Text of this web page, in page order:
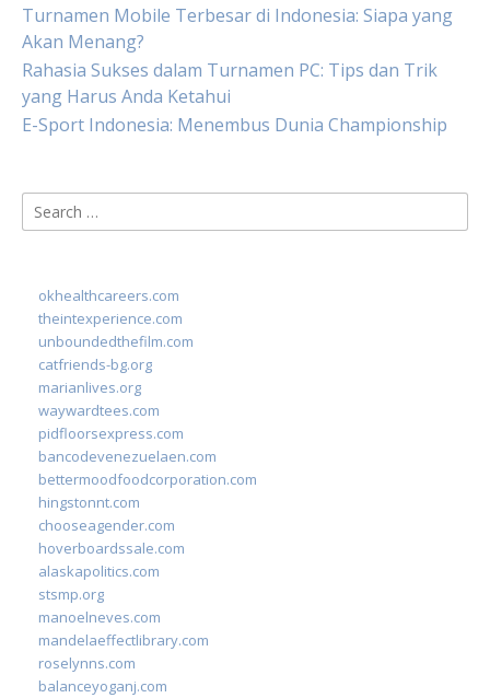
Turnamen Mobile Terbesar di Indonesia: Siapa yang
Akan Menang?
Rahasia Sukses dalam Turnamen PC: Tips dan Trik
yang Harus Anda Ketahui
E-Sport Indonesia: Menembus Dunia Championship
Search
for:
okhealthcareers.com
theintexperience.com
unboundedthefilm.com
catfriends-bg.org
marianlives.org
waywardtees.com
pidfloorsexpress.com
bancodevenezuelaen.com
bettermoodfoodcorporation.com
hingstonnt.com
chooseagender.com
hoverboardssale.com
alaskapolitics.com
stsmp.org
manoelneves.com
mandelaeffectlibrary.com
roselynns.com
balanceyoganj.com